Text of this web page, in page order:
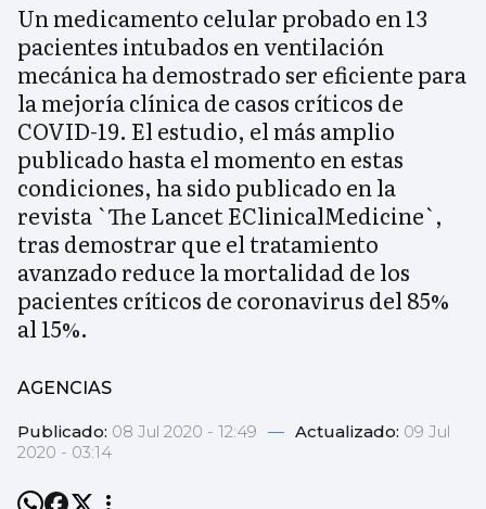
Un medicamento celular probado en 13
pacientes intubados en ventilación
mecánica ha demostrado ser eficiente para
la mejoría clínica de casos críticos de
COVID-19. El estudio, el más amplio
publicado hasta el momento en estas
condiciones, ha sido publicado en la
revista `The Lancet EClinicalMedicine`,
tras demostrar que el tratamiento
avanzado reduce la mortalidad de los
pacientes críticos de coronavirus del 85%
al 15%.
AGENCIAS
Publicado: 08 Jul 2020 - 12:49 — Actualizado: 09 Jul
2020 - 03:14